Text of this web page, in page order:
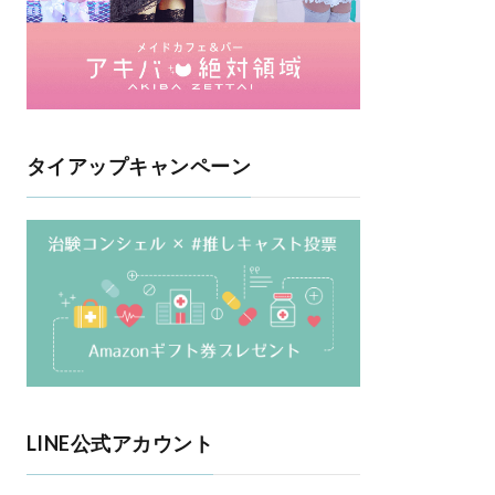
タイアップキャンペーン
LINE公式アカウント